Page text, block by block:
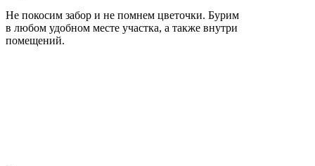
Не покосим забор и не помнем цветочки. Бурим
в любом удобном месте участка, а также внутри
помещений.